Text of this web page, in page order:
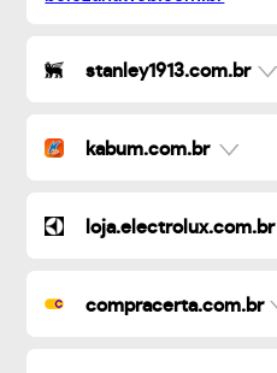
stanley1913.com.br
kabum.com.br
loja.electrolux.com.br
compracerta.com.br